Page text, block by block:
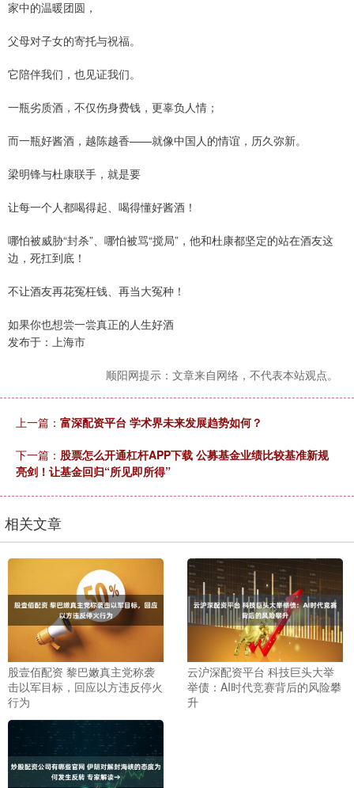
家中的温暖团圆，
父母对子女的寄托与祝福。
它陪伴我们，也见证我们。
一瓶劣质酒，不仅伤身费钱，更辜负人情；
而一瓶好酱酒，越陈越香——就像中国人的情谊，历久弥新。
梁明锋与杜康联手，就是要
让每一个人都喝得起、喝得懂好酱酒！
哪怕被威胁“封杀”、哪怕被骂“搅局”，他和杜康都坚定的站在酒友这
边，死扛到底！
不让酒友再花冤枉钱、再当大冤种！
如果你也想尝一尝真正的人生好酒
发布于：上海市
顺阳网提示：文章来自网络，不代表本站观点。
上一篇： 富深配资平台 学术界未来发展趋势如何？
下一篇： 股票怎么开通杠杆APP下载 公募基金业绩比较基准新规
亮剑！让基金回归“所见即所得”
相关文章
股壹佰配资 黎巴嫩真主党称袭
击以军目标，回应以方违反停火
行为
云沪深配资平台 科技巨头大举
举债：AI时代竞赛背后的风险攀
升